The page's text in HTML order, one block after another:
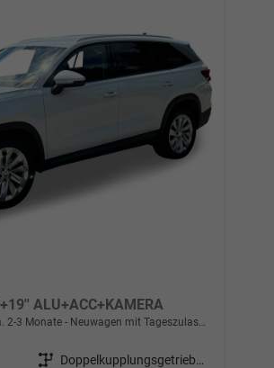
ALU+ACC+KAMERA
2-3 Monate Neuwagen mit Tageszulassung
Getriebe
Doppelkupplungsgetriebe (DSG)